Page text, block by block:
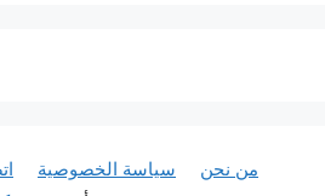
من نحن سياسة الخصوصية